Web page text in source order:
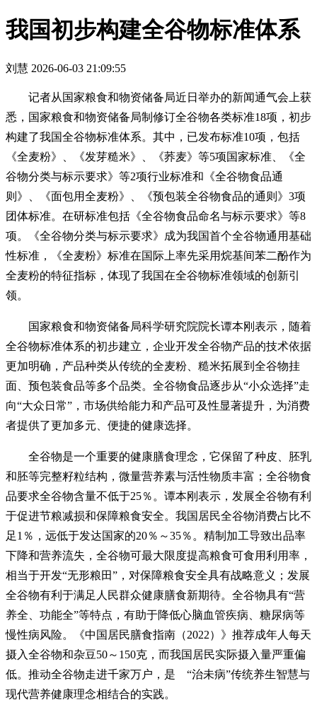
我国初步构建全谷物标准体系
刘慧 2026-06-03 21:09:55
记者从国家粮食和物资储备局近日举办的新闻通气会上获
悉，国家粮食和物资储备局制修订全谷物各类标准18项，初步
构建了我国全谷物标准体系。其中，已发布标准10项，包括
《全麦粉》、《发芽糙米》、《荞麦》等5项国家标准、《全
谷物分类与标示要求》等2项行业标准和《全谷物食品通
则》、《面包用全麦粉》、《预包装全谷物食品的通则》3项
团体标准。在研标准包括《全谷物食品命名与标示要求》等8
项。《全谷物分类与标示要求》成为我国首个全谷物通用基础
性标准，《全麦粉》标准在国际上率先采用烷基间苯二酚作为
全麦粉的特征指标，体现了我国在全谷物标准领域的创新引
领。
国家粮食和物资储备局科学研究院院长谭本刚表示，随着
全谷物标准体系的初步建立，企业开发全谷物产品的技术依据
更加明确，产品种类从传统的全麦粉、糙米拓展到全谷物挂
面、预包装食品等多个品类。全谷物食品逐步从“小众选择”走
向“大众日常”，市场供给能力和产品可及性显著提升，为消费
者提供了更加多元、便捷的健康选择。
全谷物是一个重要的健康膳食理念，它保留了种皮、胚乳
和胚等完整籽粒结构，微量营养素与活性物质丰富；全谷物食
品要求全谷物含量不低于25％。谭本刚表示，发展全谷物有利
于促进节粮减损和保障粮食安全。我国居民全谷物消费占比不
足1％，远低于发达国家的20％～35％。精制加工导致出品率
下降和营养流失，全谷物可最大限度提高粮食可食用利用率，
相当于开发“无形粮田”，对保障粮食安全具有战略意义；发展
全谷物有利于满足人民群众健康膳食新期待。全谷物具有“营
养全、功能全”等特点，有助于降低心脑血管疾病、糖尿病等
慢性病风险。《中国居民膳食指南（2022）》推荐成年人每天
摄入全谷物和杂豆50～150克，而我国居民实际摄入量严重偏
低。推动全谷物走进千家万户，是 “治未病”传统养生智慧与
现代营养健康理念相结合的实践。